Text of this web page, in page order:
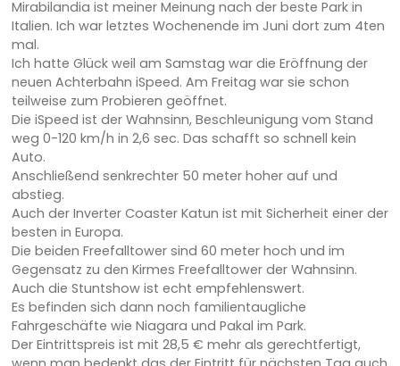
Mirabilandia ist meiner Meinung nach der beste Park in
Italien. Ich war letztes Wochenende im Juni dort zum 4ten
mal.
Ich hatte Glück weil am Samstag war die Eröffnung der
neuen Achterbahn iSpeed. Am Freitag war sie schon
teilweise zum Probieren geöffnet.
Die iSpeed ist der Wahnsinn, Beschleunigung vom Stand
weg 0-120 km/h in 2,6 sec. Das schafft so schnell kein
Auto.
Anschließend senkrechter 50 meter hoher auf und
abstieg.
Auch der Inverter Coaster Katun ist mit Sicherheit einer der
besten in Europa.
Die beiden Freefalltower sind 60 meter hoch und im
Gegensatz zu den Kirmes Freefalltower der Wahnsinn.
Auch die Stuntshow ist echt empfehlenswert.
Es befinden sich dann noch familientaugliche
Fahrgeschäfte wie Niagara und Pakal im Park.
Der Eintrittspreis ist mit 28,5 € mehr als gerechtfertigt,